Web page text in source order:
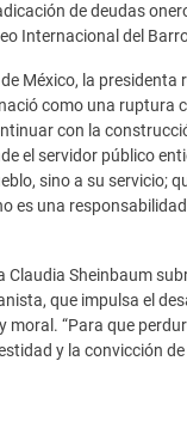
de deudas
Internacional del
México, la presidenta
como una ruptura
con la
el servidor público
sino a su servicio;
es una
Claudia Sheinbaum
que impulsa el
moral. “Para que
y la convicción